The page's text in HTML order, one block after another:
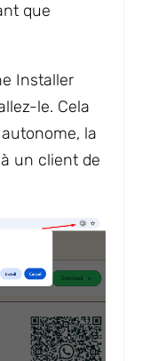
que
Installer
le. Cela
la
un client de